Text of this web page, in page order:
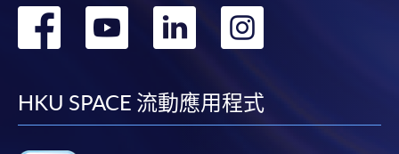
轉
facebook
轉
youtube
轉
linkedin
轉
HKU SPACE 流動應用程式